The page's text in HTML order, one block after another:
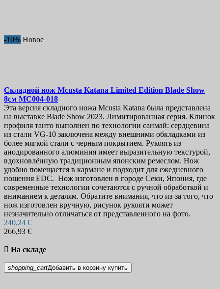
-10% Новое
Складной нож Mcusta Katana Limited Edition Blade Show
8см MC004-018
Эта версия складного ножа Mcusta Katana была представлена
на выставке Blade Show 2023. Лимитированная серия. Клинок
профиля танто выполнен по технологии санмай: сердцевина
из стали VG-10 заключена между внешними обкладками из
более мягкой стали с черным покрытием. Рукоять из
анодированного алюминия имеет выразительную текстурой,
вдохновлённую традиционным японским ремеслом. Нож
удобно помещается в кармане и подходит для ежедневного
ношения EDC. Нож изготовлен в городе Секи, Япония, где
современные технологии сочетаются с ручной обработкой и
вниманием к деталям. Обратите внимания, что из-за того, что
нож изготовлен вручную, рисунок рукояти может
незначительно отличаться от представленного на фото.
240,24 €
266,93 €
 На складе
shopping_cartДобавить в корзину купить